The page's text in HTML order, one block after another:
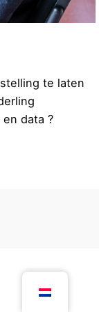
te laten
data ?